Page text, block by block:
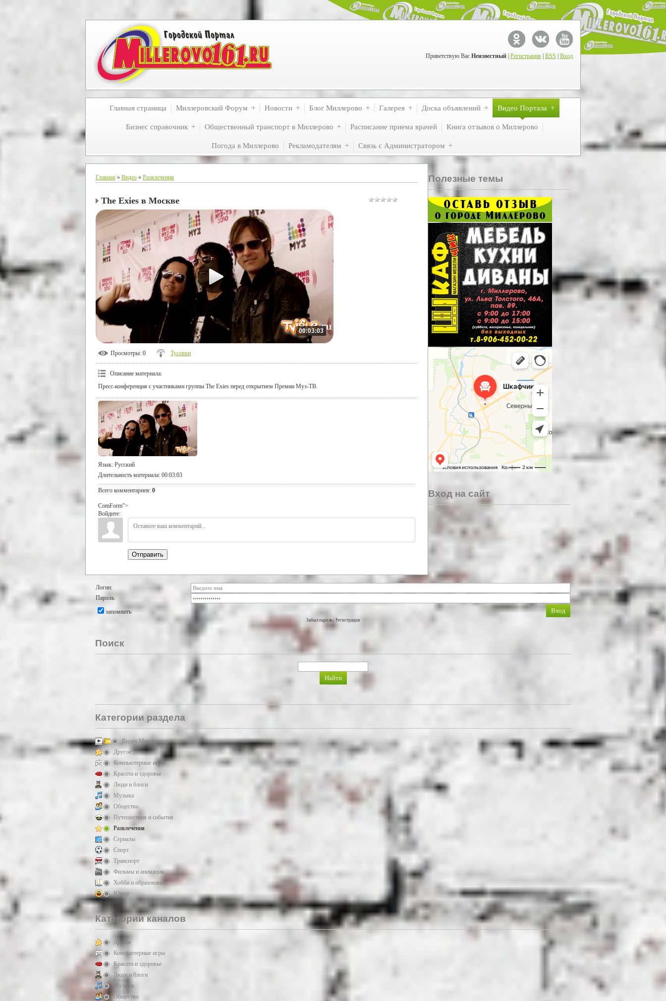
Приветствую Вас Неизвестный Регистрация RSS Вход
Главная страница Миллеровский Форум Новости Блог Миллерово Галерея Доска объявлений Видео Портала
Бизнес справочник Общественный транспорт в Миллерово Расписание приема врачей Книга отзывов о Миллерово
Погода в Миллерово Рекламодателям Связь с Администратором
Главная » Видео » Развлечения
The Exies в Москве
00:03:03
Просмотры: 0 Тусовки
Описание материала:
Пресс-конференция с участниками группы The Exies перед открытием Премии Муз-ТВ.
Язык: Русский
Длительность материала: 00:03:03
Всего комментариев: 0
ComForm">
Войдите:
Отправить
Полезные темы
Вход на сайт
Логин:
Пароль:
запомнить
Забыл пароль| Регистрация
Поиск
Категории раздела
Видео Миллерово
Другое
Компьютерные игры
Красота и здоровье
Люди и блоги
Музыка
Общество
Путешествия и события
Развлечения
Сериалы
Спорт
Транспорт
Фильмы и анимация
Хобби и образование
Юмор
Категории каналов
Другое
Компьютерные игры
Красота и здоровье
Люди и блоги
Музыка
Общество